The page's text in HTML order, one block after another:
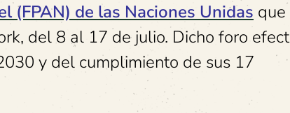
(FPAN) de las Naciones Unidas que
del 8 al 17 de julio. Dicho foro
y del cumplimiento de sus 17